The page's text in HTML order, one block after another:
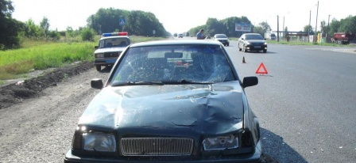
Перейти к основному содержанию